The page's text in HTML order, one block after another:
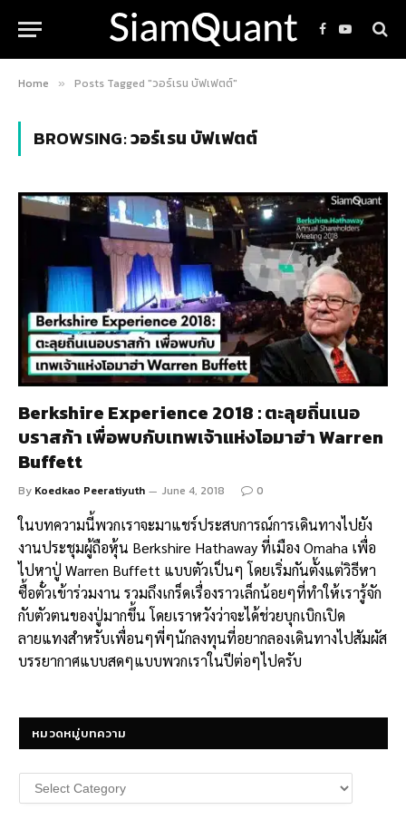
Facebook
YouTube
Home » Posts Tagged "วอร์เรน บัฟเฟตต์"
BROWSING:วอร์เรน บัฟเฟตต์
Berkshire Experience 2018 : ตะลุยถิ่นเนอ
บราสก้า เพื่อพบกับเทพเจ้าแห่งโอมาฮ่า Warren
Buffett
By Koedkao Peeratiyuth June 4, 2018 0
ในบทความนี้พวกเราจะมาแชร์ประสบการณ์การเดินทางไปยัง
งานประชุมผู้ถือหุ้น Berkshire Hathaway ที่เมือง Omaha เพื่อ
ไปหาปู่ Warren Buffett แบบตัวเป็นๆ โดยเริ่มกันตั้งแต่วิธีหา
ซื้อตั๋วเข้าร่วมงาน รวมถึงเกร็ดเรื่องราวเล็กน้อยๆที่ทำให้เรารู้จัก
กับตัวตนของปู่มากขึ้น โดยเราหวังว่าจะได้ช่วยบุกเบิกเปิด
ลายแทงสำหรับเพื่อนๆพี่ๆนักลงทุนที่อยากลองเดินทางไปสัมผัส
บรรยากาศแบบสดๆแบบพวกเราในปีต่อๆไปครับ
หมวดหมู่บทความ
หมวด
หมู่